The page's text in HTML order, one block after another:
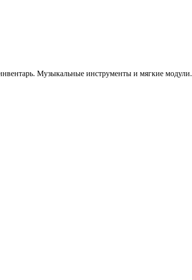
Музыкальные инструменты и мягкие модули.